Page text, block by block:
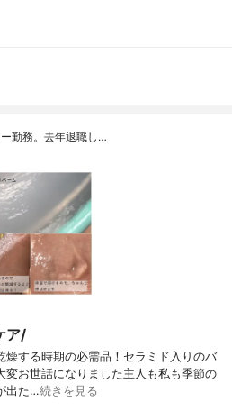
勤務。去年退職し…
ア/
燥する時期の必需品！セラミド入りのバ
変お世話になりました主人も私も季節の
出た…続きを見る